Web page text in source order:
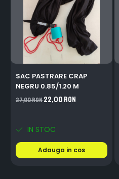
SAC PASTRARE CRAP
NEGRU 0.85/1.20 M
27,00 RON22,00 RON
IN STOC
Adauga in cos